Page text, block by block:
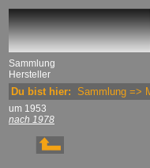
Sammlung
Hersteller
Du bist hier: Sammlung =>
um 1953
nach 1978